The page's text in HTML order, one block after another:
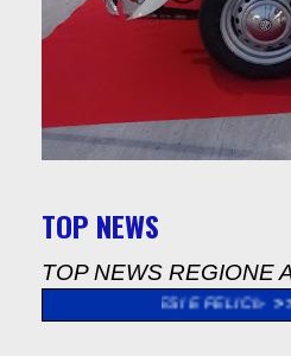
TOP NEWS
TOP NEWS REGIONE
>> XXV